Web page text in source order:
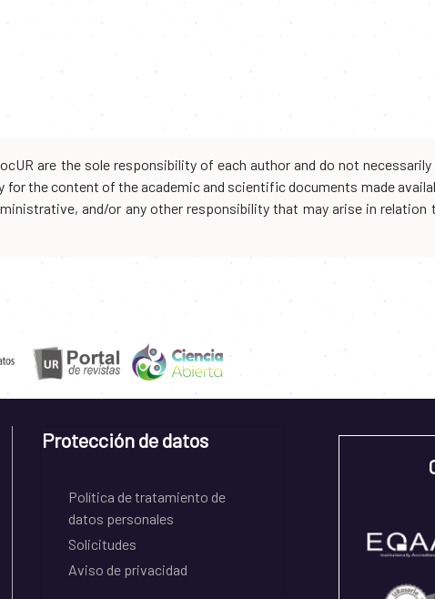
are the sole responsibility of each author and do not
the content of the academic and scientific documents made
and/or any other responsibility that may arise in relation
Protección de datos
Política de tratamiento de
datos personales
Solicitudes
Aviso de privacidad